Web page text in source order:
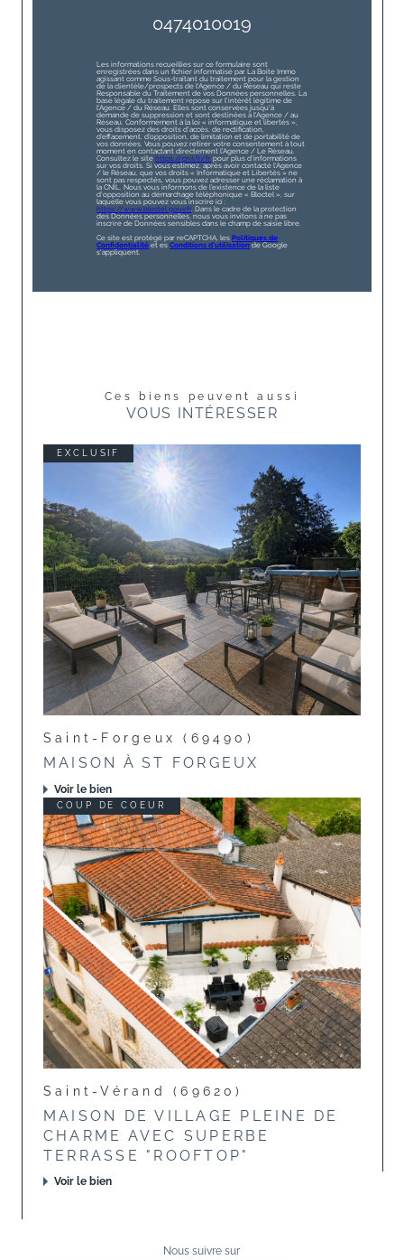
0474010019
Les informations recueillies sur ce formulaire sont
enregistrées dans un fichier informatisé par La Boite Immo
agissant comme Sous-traitant du traitement pour la gestion
de la clientèle/prospects de l'Agence / du Réseau qui reste
Responsable du Traitement de vos Données personnelles. La
base légale du traitement repose sur l'intérêt légitime de
l'Agence / du Réseau. Elles sont conservées jusqu'à
demande de suppression et sont destinées à l'Agence / au
Réseau. Conformément à la loi « informatique et libertés »,
vous disposez des droits d’accès, de rectification,
d’effacement, d’opposition, de limitation et de portabilité de
vos données. Vous pouvez retirer votre consentement à tout
moment en contactant directement l’Agence / Le Réseau.
Consultez le site https://cnil.fr/fr pour plus d’informations
sur vos droits. Si vous estimez, après avoir contacté l'Agence
/ le Réseau, que vos droits « Informatique et Libertés » ne
sont pas respectés, vous pouvez adresser une réclamation à
la CNIL. Nous vous informons de l’existence de la liste
d'opposition au démarchage téléphonique « Bloctel », sur
laquelle vous pouvez vous inscrire ici :
https://www.bloctel.gouv.fr. Dans le cadre de la protection
des Données personnelles, nous vous invitons à ne pas
inscrire de Données sensibles dans le champ de saisie libre.
Ce site est protégé par reCAPTCHA, les Politiques de
Confidentialité et esConditions d'utilisation de Google
s'appliquent.
Ces biens peuvent aussi
VOUS INTÉRESSER
EXCLUSIF
Saint-Forgeux (69490)
MAISON À ST FORGEUX
Voir le bien
COUP DE COEUR
Saint-Vérand (69620)
MAISON DE VILLAGE PLEINE DE
CHARME AVEC SUPERBE
TERRASSE "ROOFTOP"
Voir le bien
Nous suivre sur